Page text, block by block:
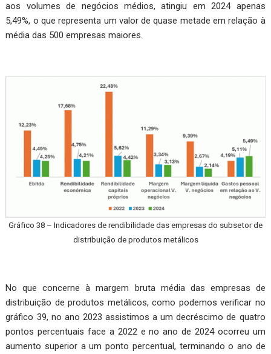
aos volumes de negócios médios, atingiu em 2024 apenas
5,49%, o que representa um valor de quase metade em relação à
média das 500 empresas maiores.
Gráfico 38 – Indicadores de rendibilidade das empresas do subsetor de
distribuição de produtos metálicos
No que concerne à margem bruta média das empresas de
distribuição de produtos metálicos, como podemos verificar no
gráfico 39, no ano 2023 assistimos a um decréscimo de quatro
pontos percentuais face a 2022 e no ano de 2024 ocorreu um
aumento superior a um ponto percentual, terminando o ano de